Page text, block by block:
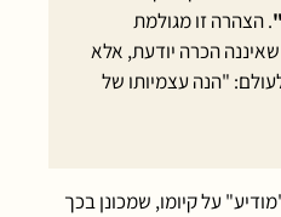
. הצהרה זו מגולמת
הכרה יודעת, אלא
"הנה עצמיותו של
על קיומו, שמכונן בכך